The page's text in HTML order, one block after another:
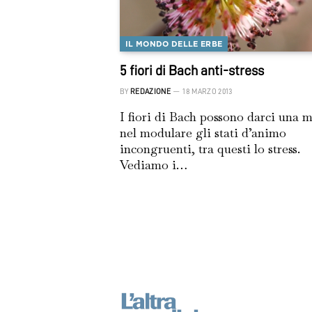
IL MONDO DELLE ERBE
5 fiori di Bach anti-stress
BY REDAZIONE 18 MARZO 2013
I fiori di Bach possono darci una
nel modulare gli stati d’animo
incongruenti, tra questi lo stress.
Vediamo i…